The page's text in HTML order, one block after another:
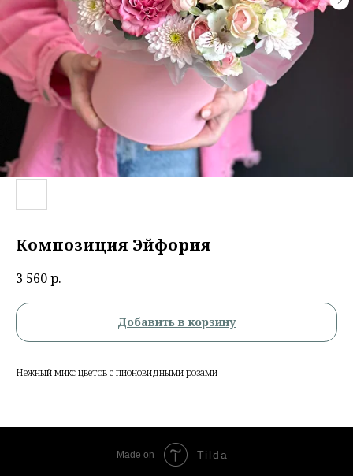
Композиция Эйфория
3 560р.
Добавить в корзину
Нежный микс цветов с пионовидными розами
Made on Tilda